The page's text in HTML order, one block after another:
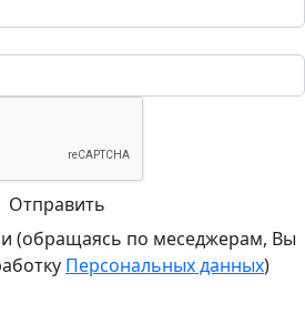
Отправить
(обращаясь по меседжерам, Вы
Персональных данных)